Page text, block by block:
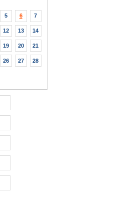
5 6 7
12 13 14
19 20 21
26 27 28